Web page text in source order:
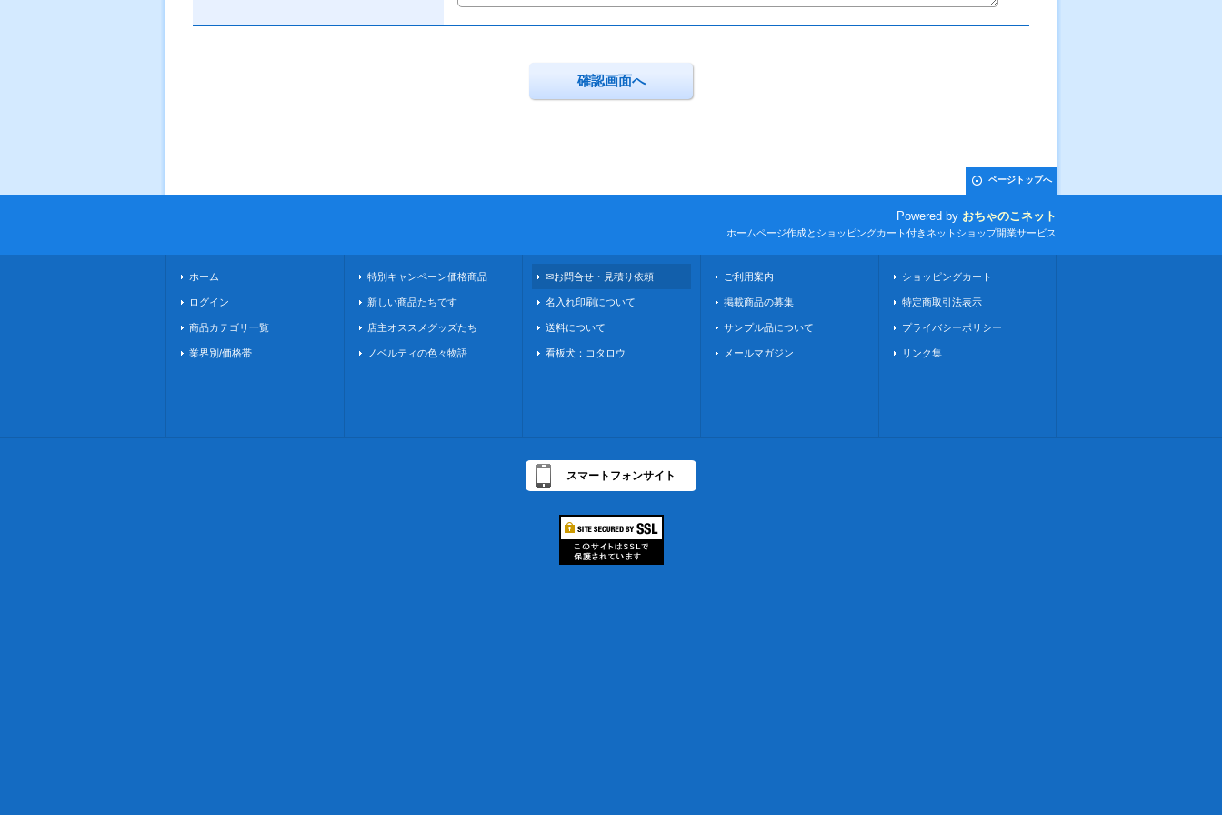
ページトップへ
Powered by おちゃのこネット
ホームページ作成とショッピングカート付きネットショップ開業サービス
ホーム
ログイン
商品カテゴリ一覧
業界別/価格帯
特別キャンペーン価格商品
新しい商品たちです
店主オススメグッズたち
ノベルティの色々物語
✉お問合せ・見積り依頼
名入れ印刷について
送料について
看板犬：コタロウ
ご利用案内
掲載商品の募集
サンプル品について
メールマガジン
ショッピングカート
特定商取引法表示
プライバシーポリシー
リンク集
スマートフォンサイト